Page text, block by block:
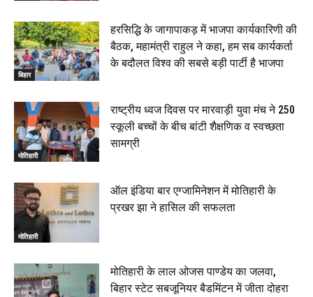
बिहार
हरसिद्धि के जागापाकड़ में भाजपा कार्यकारिणी की
बैठक, महामंत्री राहुल ने कहा, हम सब कार्यकर्ता
के बदौलत विश्व की सबसे बड़ी पार्टी है भाजपा
मोतिहारी
राष्ट्रीय ध्वज दिवस पर मारवाड़ी युवा मंच ने 250
स्कूली बच्चों के बीच बांटी शैक्षणिक व स्वच्छता
सामग्री
मोतिहारी
ऑल इंडिया बार एग्जामिनेशन में मोतिहारी के
प्रखर झा ने हासिल की सफलता
मोतिहारी के लाल ओजस पाण्डेय का जलवा,
बिहार स्टेट सबजूनियर बैडमिंटन में जीता दोहरा